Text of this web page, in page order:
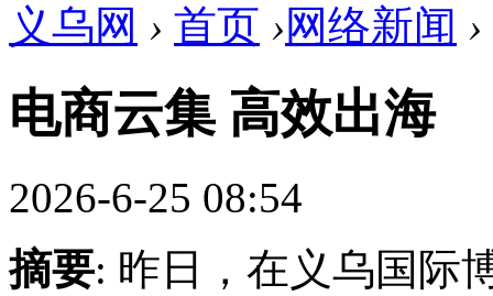
义乌网 › 首页 ›网络新闻 ›
电商云集 高效出海
2026-6-25 08:54
摘要: 昨日，在义乌国际